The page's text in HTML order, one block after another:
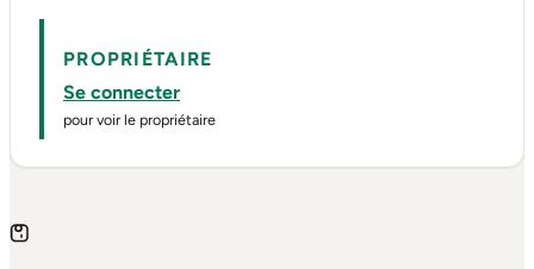
PROPRIÉTAIRE
Se connecter
pour voir le propriétaire